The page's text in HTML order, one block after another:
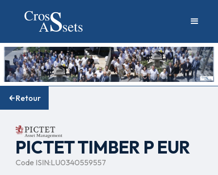
Retour
PICTET TIMBER P EUR
Code ISIN:LU0340559557